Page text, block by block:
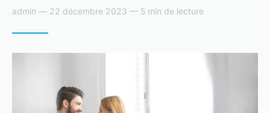
admin — 22 décembre 2023 — 5 min de lecture